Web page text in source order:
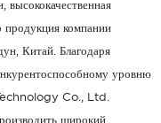
высококачественная
продукция компании
Китай. Благодаря
уровню
Co., Ltd.
широкий